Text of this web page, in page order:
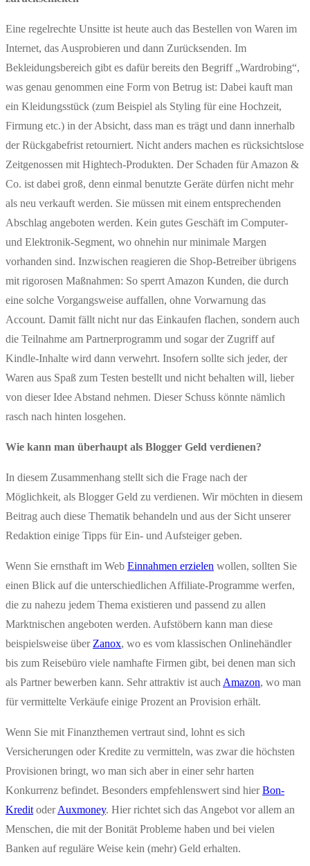
Eine regelrechte Unsitte ist heute auch das Bestellen von Waren im
Internet, das Ausprobieren und dann Zurücksenden. Im
Bekleidungsbereich gibt es dafür bereits den Begriff „Wardrobing“,
was genau genommen eine Form von Betrug ist: Dabei kauft man
ein Kleidungsstück (zum Beispiel als Styling für eine Hochzeit,
Firmung etc.) in der Absicht, dass man es trägt und dann innerhalb
der Rückgabefrist retourniert. Nicht anders machen es rücksichtslose
Zeitgenossen mit Hightech-Produkten. Der Schaden für Amazon &
Co. ist dabei groß, denn einmal benutzte Geräte dürfen nicht mehr
als neu verkauft werden. Sie müssen mit einem entsprechenden
Abschlag angeboten werden. Kein gutes Geschäft im Computer-
und Elektronik-Segment, wo ohnehin nur minimale Margen
vorhanden sind. Inzwischen reagieren die Shop-Betreiber übrigens
mit rigorosen Maßnahmen: So sperrt Amazon Kunden, die durch
eine solche Vorgangsweise auffallen, ohne Vorwarnung das
Account. Damit fällt nicht nur das Einkaufen flachen, sondern auch
die Teilnahme am Partnerprogramm und sogar der Zugriff auf
Kindle-Inhalte wird dann verwehrt. Insofern sollte sich jeder, der
Waren aus Spaß zum Testen bestellt und nicht behalten will, lieber
von dieser Idee Abstand nehmen. Dieser Schuss könnte nämlich
rasch nach hinten losgehen.
Wie kann man überhaupt als Blogger Geld verdienen?
In diesem Zusammenhang stellt sich die Frage nach der
Möglichkeit, als Blogger Geld zu verdienen. Wir möchten in diesem
Beitrag auch diese Thematik behandeln und aus der Sicht unserer
Redaktion einige Tipps für Ein- und Aufsteiger geben.
Wenn Sie ernsthaft im Web Einnahmen erzielen wollen, sollten Sie
einen Blick auf die unterschiedlichen Affiliate-Programme werfen,
die zu nahezu jedem Thema existieren und passend zu allen
Marktnischen angeboten werden. Aufstöbern kann man diese
beispielsweise über Zanox, wo es vom klassischen Onlinehändler
bis zum Reisebüro viele namhafte Firmen gibt, bei denen man sich
als Partner bewerben kann. Sehr attraktiv ist auch Amazon, wo man
für vermittelte Verkäufe einige Prozent an Provision erhält.
Wenn Sie mit Finanzthemen vertraut sind, lohnt es sich
Versicherungen oder Kredite zu vermitteln, was zwar die höchsten
Provisionen bringt, wo man sich aber in einer sehr harten
Konkurrenz befindet. Besonders empfehlenswert sind hierBon-
Kredit oderAuxmoney. Hier richtet sich das Angebot vor allem an
Menschen, die mit der Bonität Probleme haben und bei vielen
Banken auf reguläre Weise kein (mehr) Geld erhalten.